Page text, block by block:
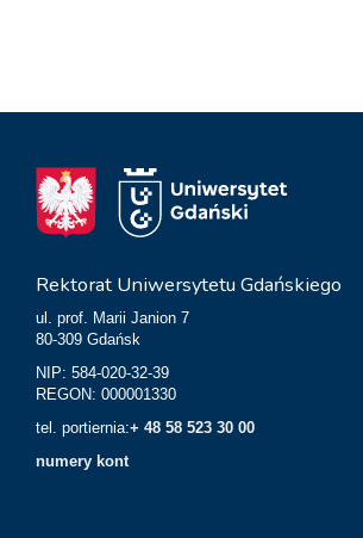
Rektorat Uniwersytetu Gdańskiego
ul. prof. Marii Janion 7
80-309 Gdańsk
NIP: 584-020-32-39
REGON: 000001330
tel. portiernia:+ 48 58 523 30 00
numery kont